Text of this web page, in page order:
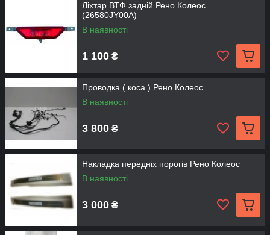
Ліхтар ВТФ задній Рено Колеос
(26580JY00A)
В наявності
1 100 ₴
Проводка ( коса ) Рено Колеос
В наявності
3 800 ₴
Накладка передніх порогів Рено Колеос
В наявності
3 000 ₴